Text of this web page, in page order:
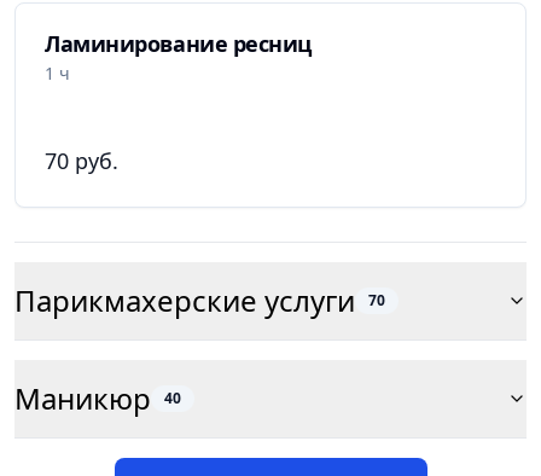
Ламинирование ресниц
1 ч
70 руб.
Парикмахерские услуги 70
Маникюр 40